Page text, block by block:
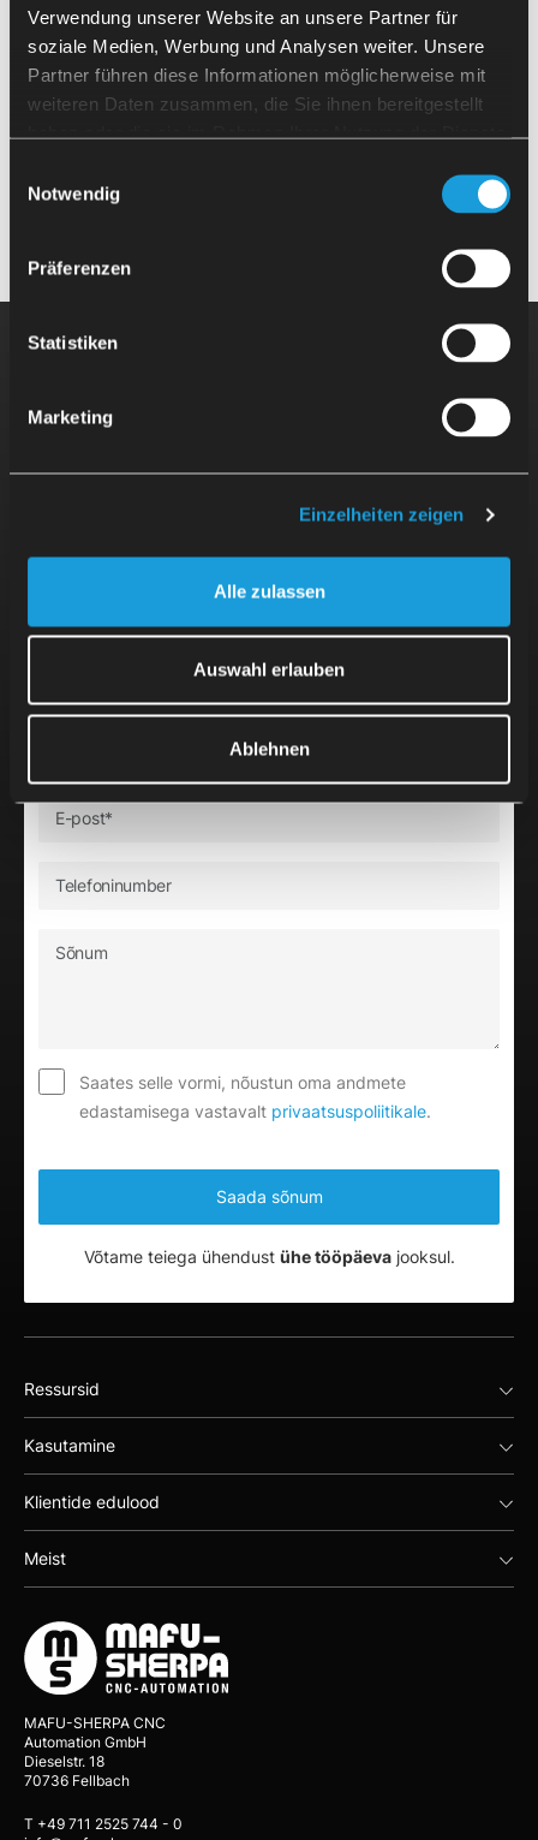
Verwendung unserer Website an unsere Partner für
soziale Medien, Werbung und Analysen weiter. Unsere
Partner führen diese Informationen möglicherweise mit
weiteren Daten zusammen, die Sie ihnen bereitgestellt
haben oder die sie im Rahmen Ihrer Nutzung der Dienste
Notwendig
Präferenzen
Statistiken
Marketing
Einzelheiten zeigen
Alle zulassen
Auswahl erlauben
Ablehnen
Silinderid ja võllidele
kuni 4 kg kaaluga*
suurusvahemikus
Ø 10 x 10 - Ø 150 x 150 ja
Silinderite ja
kuni 8 kg
Ø 10 x 10 x 10
Ø 150 x 150 x
* Käsitsemiskaal sõltub tooriku raskuskesest
SherpaLoader®-it ilma eelteadmisteta käivitada ja kasutada.
Kirjutage meile
info@mafu-sherpa.com
Saates selle vormi, nõustun oma andmete
edastamisega vastavalt privaatsuspoliitikale.
Võtame teiega ühendust ühe tööpäevajooksul.
Ressursid
Kasutamine
Klientide edulood
Meist
MAFU-SHERPA CNC
Automation GmbH
Dieselstr. 18
70736 Fellbach
T +49 711 2525 744 - 0